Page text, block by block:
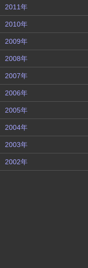
2011年
2010年
2009年
2008年
2007年
2006年
2005年
2004年
2003年
2002年